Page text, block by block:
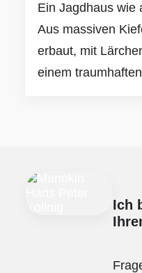
Ein Jagdhaus wie
Aus massiven
erbaut, mit
einem
Ich